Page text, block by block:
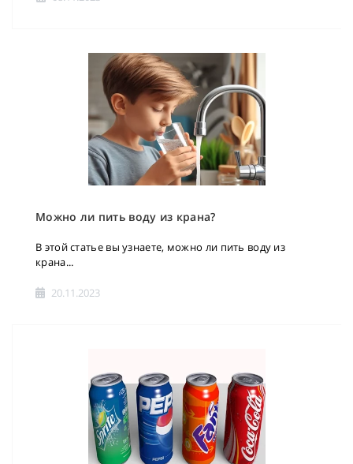
Можно ли пить воду из крана?
В этой статье вы узнаете, можно ли пить воду из
крана...
20.11.2023